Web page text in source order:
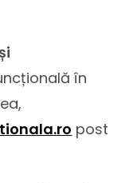
în
post